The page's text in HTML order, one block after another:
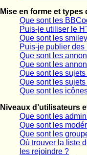
Mise en forme et types
Que sont les
Puis-je utiliser le
Que sont les
Puis-je publier des
Que sont les
Que sont les
Que sont les
Que sont les
Que sont les
Niveaux d’utilisateurs
Que sont les
Que sont les
Que sont les
Où trouver la liste
les rejoindre ?